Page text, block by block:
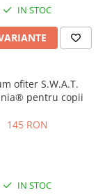
IN STOC
ofiter S.W.A.T.
pentru copii
145 RON
IN STOC